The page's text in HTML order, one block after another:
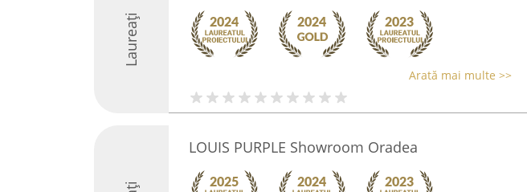
Laureați
Arată mai multe >>
LOUIS PURPLE Showroom Oradea